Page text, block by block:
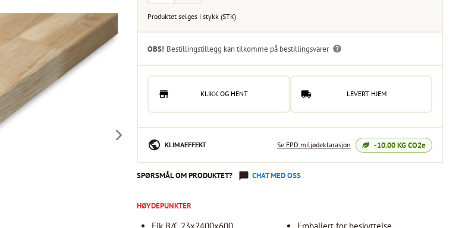
Produktet selges istykk (STK)
OBS! Bestillingstillegg kan tilkomme på bestillingsvarer
KLIKK OG HENT LEVERT HJEM
KLIMAEFFEKT Se EPD miljødeklarasjon -10.00KG CO2e
SPØRSMÅL OM PRODUKTET? CHAT MED OSS
HØYDEPUNKTER
Eik B/C 23x2400x600
Emballert for beskyttelse